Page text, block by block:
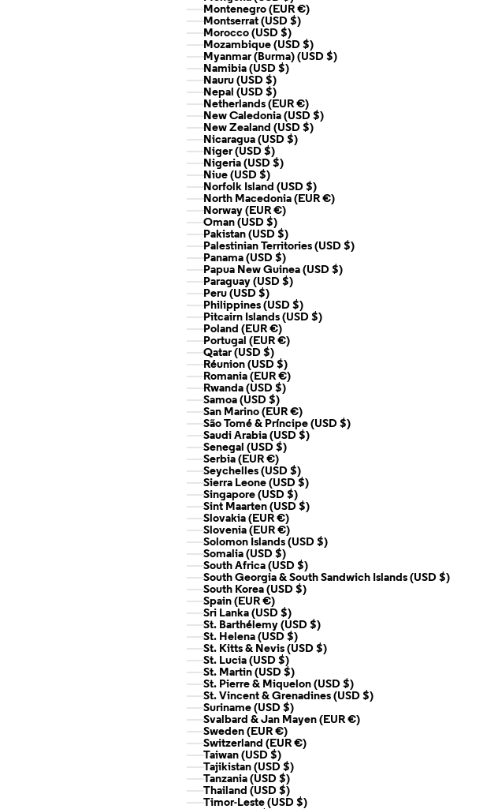
Montenegro (EUR €)
Montserrat (USD $)
Morocco (USD $)
Mozambique (USD $)
Myanmar (Burma) (USD $)
Namibia (USD $)
Nauru (USD $)
Nepal (USD $)
Netherlands (EUR €)
New Caledonia (USD $)
New Zealand (USD $)
Nicaragua (USD $)
Niger (USD $)
Nigeria (USD $)
Niue (USD $)
Norfolk Island (USD $)
North Macedonia (EUR €)
Norway (EUR €)
Oman (USD $)
Pakistan (USD $)
Palestinian Territories (USD $)
Panama (USD $)
Papua New Guinea (USD $)
Paraguay (USD $)
Peru (USD $)
Philippines (USD $)
Pitcairn Islands (USD $)
Poland (EUR €)
Portugal (EUR €)
Qatar (USD $)
Réunion (USD $)
Romania (EUR €)
Rwanda (USD $)
Samoa (USD $)
San Marino (EUR €)
São Tomé & Príncipe (USD $)
Saudi Arabia (USD $)
Senegal (USD $)
Serbia (EUR €)
Seychelles (USD $)
Sierra Leone (USD $)
Singapore (USD $)
Sint Maarten (USD $)
Slovakia (EUR €)
Slovenia (EUR €)
Solomon Islands (USD $)
Somalia (USD $)
South Africa (USD $)
South Georgia & South Sandwich Islands (USD $)
South Korea (USD $)
Spain (EUR €)
Sri Lanka (USD $)
St. Barthélemy (USD $)
St. Helena (USD $)
St. Kitts & Nevis (USD $)
St. Lucia (USD $)
St. Martin (USD $)
St. Pierre & Miquelon (USD $)
St. Vincent & Grenadines (USD $)
Suriname (USD $)
Svalbard & Jan Mayen (EUR €)
Sweden (EUR €)
Switzerland (EUR €)
Taiwan (USD $)
Tajikistan (USD $)
Tanzania (USD $)
Thailand (USD $)
Timor-Leste (USD $)